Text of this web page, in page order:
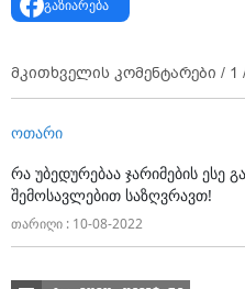
შესაბამისი საკანონმდებლო
მიმდინარე წლის
მიხედვით, ტექინსპექტირების
თანხა 50 ლარი რჩება,
დაჯარიმებისთვის თანხა
შემდეგ 300 ლარი და ა.შ.
გაზიარება
მკითხველის კომენტარები / 1
ოთარი
რა უბედურებაა ჯარიმების ესე
შემოსავლებით საზღვრავთ!
თარიღი : 10-08-2022